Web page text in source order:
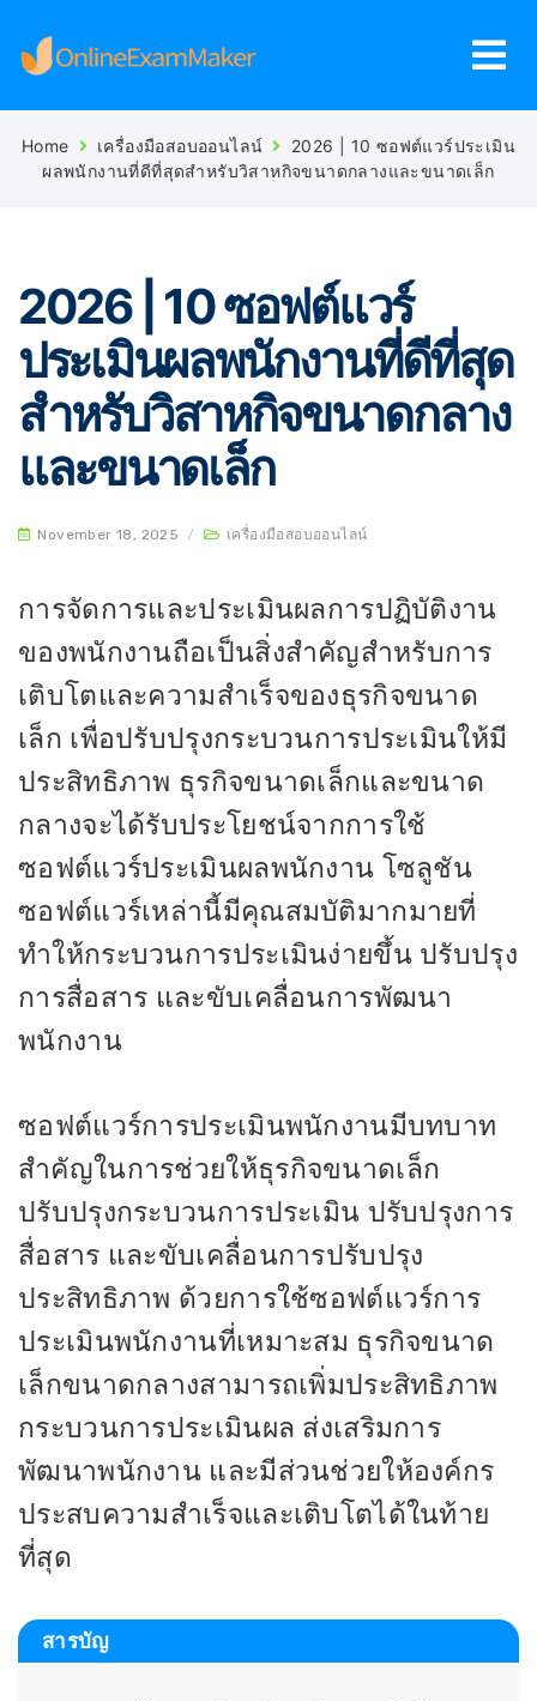
Home เครื่องมือสอบออนไลน์
2026 | 10 ซอฟต์แวร์ประเมิน
ผลพนักงานที่ดีที่สุดสำหรับวิสาหกิจขนาดกลางและขนาดเล็ก
2026 | 10 ซอฟต์แวร์
ประเมินผลพนักงานที่ดีที่สุด
สำหรับวิสาหกิจขนาดกลาง
และขนาดเล็ก
November 18, 2025 / เครื่องมือสอบออนไลน์
การจัดการและประเมินผลการปฏิบัติงาน
ของพนักงานถือเป็นสิ่งสำคัญสำหรับการ
เติบโตและความสำเร็จของธุรกิจขนาด
เล็ก เพื่อปรับปรุงกระบวนการประเมินให้มี
ประสิทธิภาพ ธุรกิจขนาดเล็กและขนาด
กลางจะได้รับประโยชน์จากการใช้
ซอฟต์แวร์ประเมินผลพนักงาน โซลูชัน
ซอฟต์แวร์เหล่านี้มีคุณสมบัติมากมายที่
ทำให้กระบวนการประเมินง่ายขึ้น ปรับปรุง
การสื่อสาร และขับเคลื่อนการพัฒนา
พนักงาน
ซอฟต์แวร์การประเมินพนักงานมีบทบาท
สำคัญในการช่วยให้ธุรกิจขนาดเล็ก
ปรับปรุงกระบวนการประเมิน ปรับปรุงการ
สื่อสาร และขับเคลื่อนการปรับปรุง
ประสิทธิภาพ ด้วยการใช้ซอฟต์แวร์การ
ประเมินพนักงานที่เหมาะสม ธุรกิจขนาด
เล็กขนาดกลางสามารถเพิ่มประสิทธิภาพ
กระบวนการประเมินผล ส่งเสริมการ
พัฒนาพนักงาน และมีส่วนช่วยให้องค์กร
ประสบความสำเร็จและเติบโตได้ในท้าย
ที่สุด
สารบัญ